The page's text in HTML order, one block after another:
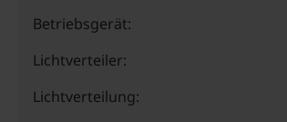
Betriebsgerät:
Lichtverteiler:
Lichtverteilung: